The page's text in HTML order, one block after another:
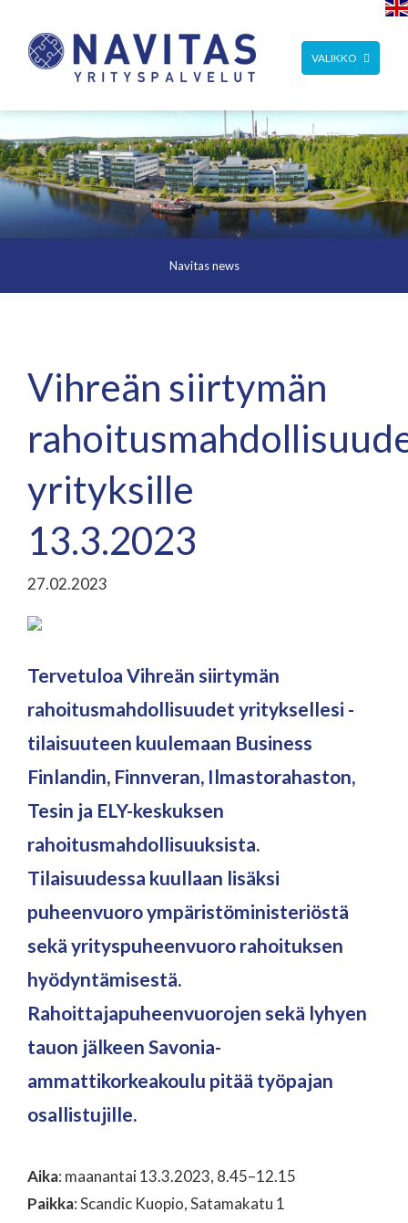
TOGGLE
NAVIGATION
VALIKKO
Navitas news
Vihreän siirtymän
yrityksille
13.3.2023
27.02.2023
Tervetuloa Vihreän siirtymän
rahoitusmahdollisuudet yrityksellesi -
tilaisuuteen kuulemaan Business
Finlandin, Finnveran, Ilmastorahaston,
Tesin ja ELY-keskuksen
rahoitusmahdollisuuksista.
Tilaisuudessa kuullaan lisäksi
puheenvuoro ympäristöministeriöstä
sekä yrityspuheenvuoro rahoituksen
hyödyntämisestä.
Rahoittajapuheenvuorojen sekä lyhyen
tauon jälkeen Savonia-
ammattikorkeakoulu pitää työpajan
osallistujille.
Aika: maanantai 13.3.2023, 8.45–12.15
Paikka: Scandic Kuopio, Satamakatu 1